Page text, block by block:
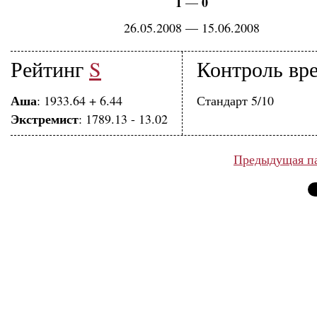
26.05.2008 — 15.06.2008
Рейтинг S
Аша: 1933.64 + 6.44
Экстремист: 1789.13 - 13.02
Контроль
Стандарт 5/10
Предыдущая